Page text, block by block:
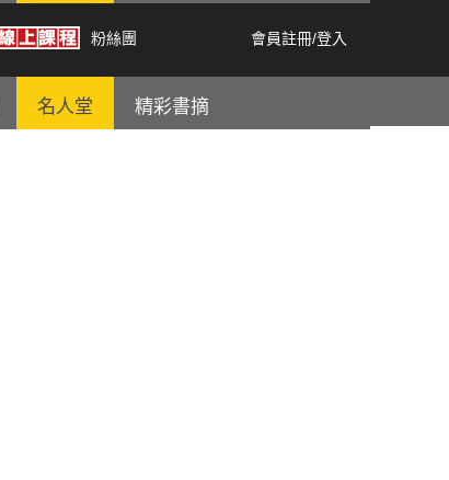
粉絲團 會員註冊/登入
名人堂 精彩書摘